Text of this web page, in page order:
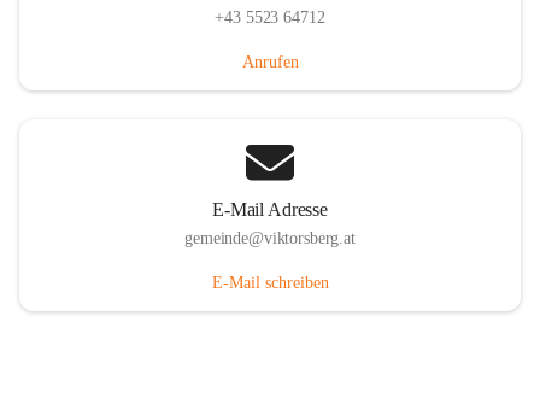
+43 5523 64712
Anrufen
E-Mail Adresse
gemeinde@viktorsberg.at
E-Mail schreiben